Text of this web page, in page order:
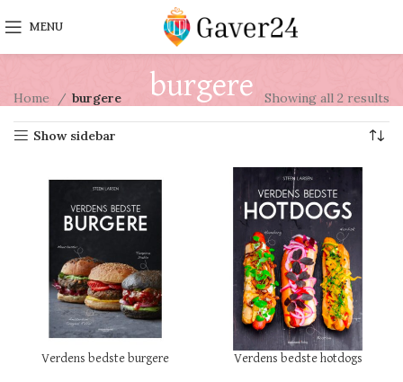
MENU
burgere
Home burgere Showing all 2 results
Show sidebar
Verdens bedste burgere Verdens bedste hotdogs